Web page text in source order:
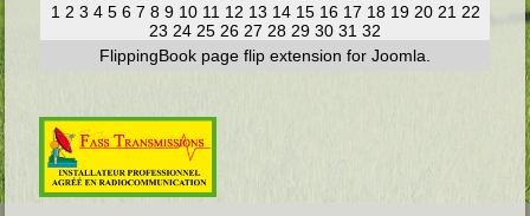
1 2 3 4 5 6 7 8 9 10 11 12 13 14 15 16 17 18 19 20 21 22
23 24 25 26 27 28 29 30 31 32
FlippingBook page flip extension for Joomla.